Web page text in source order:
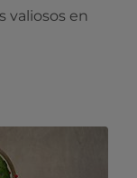
valiosos en